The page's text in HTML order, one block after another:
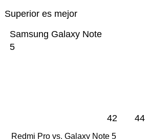
Superior es mejor
Samsung Galaxy Note
5
42 44
Redmi Pro vs. Galaxy Note 5